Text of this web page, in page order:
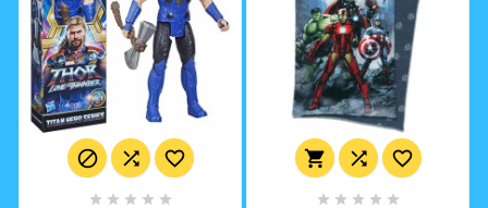
  
    
  
    